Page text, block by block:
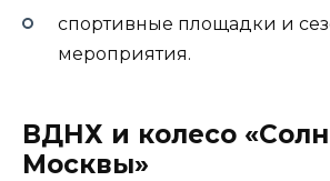
спортивные площадки и
мероприятия.
ВДНХ и колесо
Москвы»